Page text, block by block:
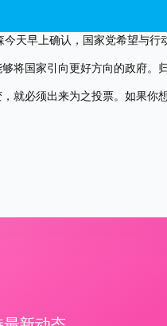
今天早上确认，国家党希望与
将国家引向更好方向的政府。
就必须出来为之投票。如果